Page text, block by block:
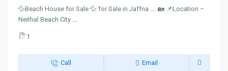
💦Beach House for Sale 💦 for Sale in Jaffna …..🏡 📌Location –
Neithal Beach City ...
1
Call Email